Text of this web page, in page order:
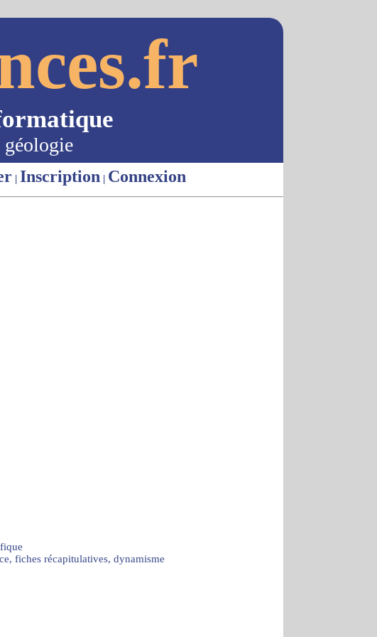
| Inscription | Connexion
fiches récapitulatives, dynamisme